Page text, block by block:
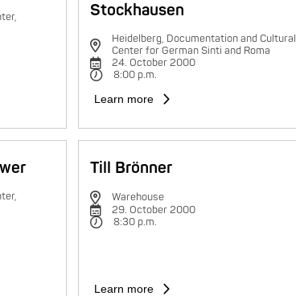
Stockhausen
Heidelberg, Documentation and Cultural
Center for German Sinti and Roma
24. October 2000
8:00 p.m.
Learn more
Till Brönner
Warehouse
29. October 2000
8:30 p.m.
Learn more